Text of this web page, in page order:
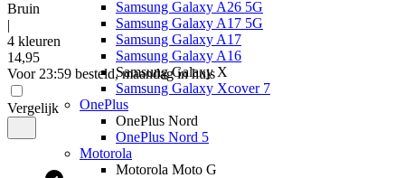
Samsung Galaxy A26 5G
Samsung Galaxy A17 5G
Samsung Galaxy A17
Samsung Galaxy A16
Samsung Galaxy X
Samsung Galaxy Xcover 7
OnePlus
OnePlus Nord
OnePlus Nord 5
Motorola
Motorola Moto G
Bruin
|
4 kleuren
14,95
Voor 23:59 besteld, maandag in huis
Vergelijk